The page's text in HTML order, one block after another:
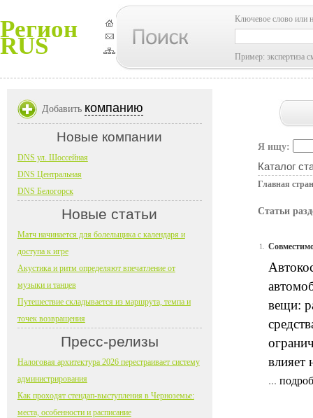
Регион
RUS
Ключевое слово или
Пример: экспертиза
Я ищу:
Каталог
Главная
Статьи
1.
вещи:
влияет
...
Добавить компанию
Новые компании
DNS ул. Шоссейная
DNS Центральная
DNS Белогорск
Новые статьи
Матч начинается для болельщика с календаря и
доступа к игре
Акустика и ритм определяют впечатление от
музыки и танцев
Путешествие складывается из маршрута, темпа и
точек возвращения
Пресс-релизы
Налоговая архитектура 2026 перестраивает систему
администрирования
Как проходят стендап-выступления в Черноземье:
места, особенности и расписание